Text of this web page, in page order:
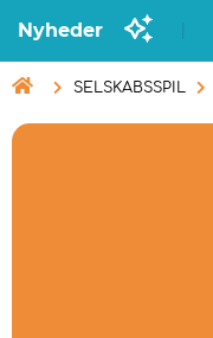
Nyheder
 SELSKABSSPIL